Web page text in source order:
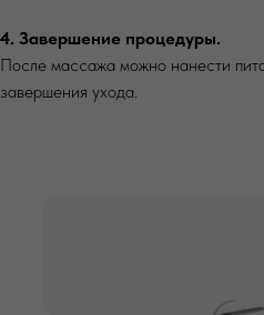
4. Завершение процедуры.
После массажа можно нанести
завершения ухода.